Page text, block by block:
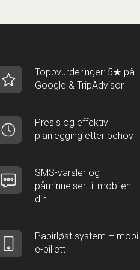
Toppvurderinger: 5★ på
Google & TripAdvisor
Presis og effektiv
planlegging etter behov
SMS-varsler og
påminnelser til mobilen
din
Papirløst system – mobil
e-billett